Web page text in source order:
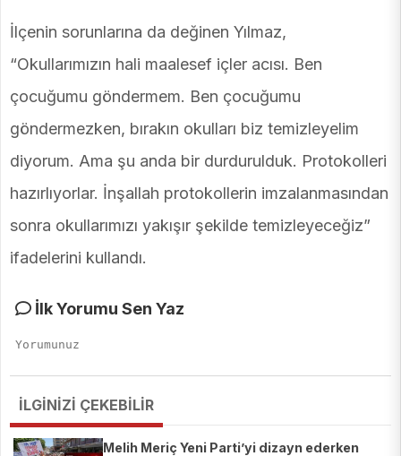
İlçenin sorunlarına da değinen Yılmaz,
“Okullarımızın hali maalesef içler acısı. Ben
çocuğumu göndermem. Ben çocuğumu
göndermezken, bırakın okulları biz temizleyelim
diyorum. Ama şu anda bir durdurulduk. Protokolleri
hazırlıyorlar. İnşallah protokollerin imzalanmasından
sonra okullarımızı yakışır şekilde temizleyeceğiz”
ifadelerini kullandı.
İlk Yorumu Sen Yaz
İLGİNİZİ ÇEKEBİLİR
Melih Meriç Yeni Parti’yi dizayn ederken